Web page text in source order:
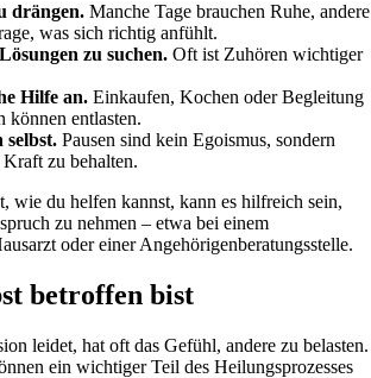
drängen. Manche Tage brauchen Ruhe, andere
was sich richtig anfühlt.
zu suchen. Oft ist Zuhören wichtiger
Hilfe an. Einkaufen, Kochen oder Begleitung
können entlasten.
selbst. Pausen sind kein Egoismus, sondern
zu behalten.
wie du helfen kannst, kann es hilfreich sein,
zu nehmen – etwa bei einem
oder einer Angehörigenberatungsstelle.
betroffen bist
leidet, hat oft das Gefühl, andere zu belasten.
ein wichtiger Teil des Heilungsprozesses